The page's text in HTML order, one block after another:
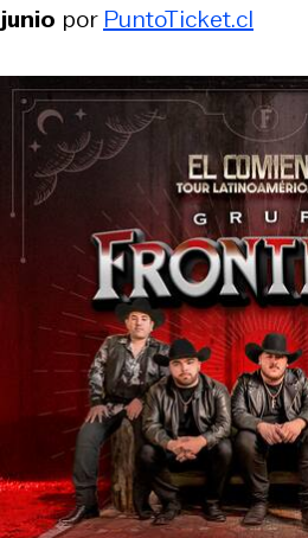
junio por PuntoTicket.cl